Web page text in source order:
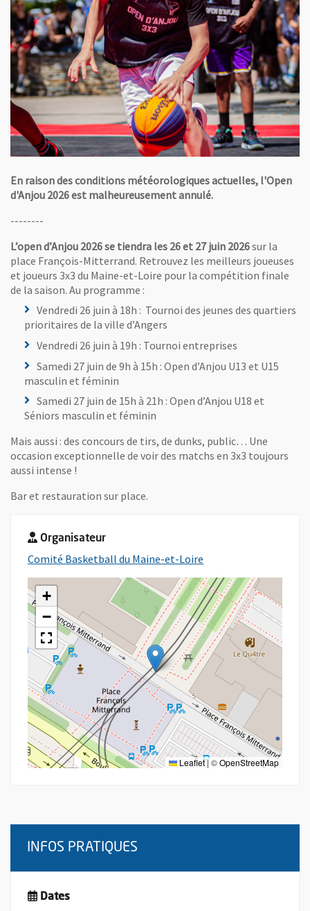
En raison des conditions météorologiques actuelles, l'Open
d'Anjou 2026 est malheureusement annulé.
--------
L’open d’Anjou 2026 se tiendra les 26 et 27 juin 2026sur la
place François-Mitterrand. Retrouvez les meilleurs joueuses
et joueurs 3x3 du Maine-et-Loire pour la compétition finale
de la saison. Au programme :
Vendredi 26 juin à 18h : Tournoi des jeunes des quartiers
prioritaires de la ville d’Angers
Vendredi 26 juin à 19h : Tournoi entreprises
Samedi 27 juin de 9h à 15h : Open d’Anjou U13 et U15
masculin et féminin
Samedi 27 juin de 15h à 21h : Open d’Anjou U18 et
Séniors masculin et féminin
Mais aussi : des concours de tirs, de dunks, public… Une
occasion exceptionnelle de voir des matchs en 3x3 toujours
aussi intense !
Bar et restauration sur place.
Organisateur
Comité Basketball du Maine-et-Loire
+
−
Leaflet|©OpenStreetMap
INFOS PRATIQUES
Dates